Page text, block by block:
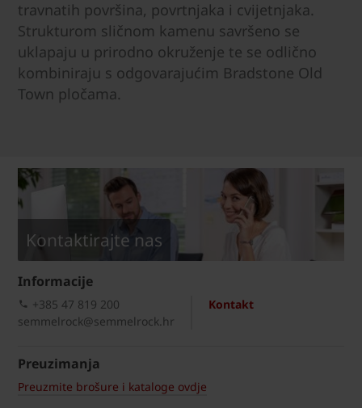
travnatih površina, povrtnjaka i cvijetnjaka.
Strukturom sličnom kamenu savršeno se
uklapaju u prirodno okruženje te se odlično
kombiniraju s odgovarajućim Bradstone Old
Town pločama.
Kontaktirajte nas
Informacije
Kontakt
+385 47 819 200​
semmelrock@semmelrock.hr
Preuzimanja
Preuzmite brošure i kataloge ovdje